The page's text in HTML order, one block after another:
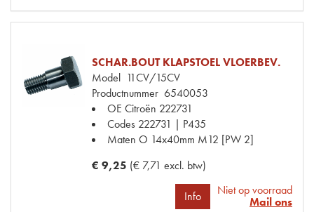
SCHAR.BOUT KLAPSTOEL VLOERBEV.
Model 11CV/15CV
Productnummer 6540053
OE Citroën 222731
Codes 222731 | P435
Maten O 14x40mm M12 [PW 2]
€ 9,25 (€ 7,71 excl. btw)
Info
Niet op voorraad
Mail ons